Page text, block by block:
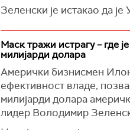
Зеленски је истакао да
споразум са
Према речима
и најконструктивнији
"Успех уједињује. Свима
Сједињеним Државама",
(Укринформ)
Маск тражи истрагу – где
милијарди долара
Амерички бизнисмен
ефективност владе,
милијарди долара
лидер Володимир
На тај начин он је